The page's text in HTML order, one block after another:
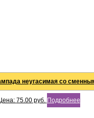
неугасимая со
75.00руб. Подробнее